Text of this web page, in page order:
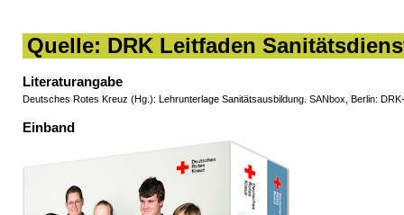
Quelle: DRK Leitfaden
Literaturangabe
Deutsches Rotes Kreuz (Hg.): Lehrunterlage Sanitätsausbildung. SANbox, Berlin:
Einband